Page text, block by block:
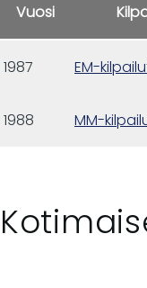
Vuosi
1987 EM-
1988 MM-